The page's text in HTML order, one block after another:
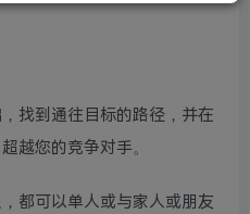
找到通往目标的路径，并在
越您的竞争对手。
都可以单人或与家人或朋友